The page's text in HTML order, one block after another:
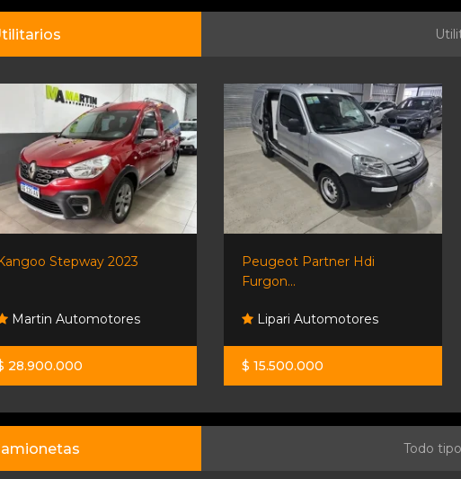
Stepway 2023
Martin Automotores
28.900.000
Peugeot Partner Hdi
Furgon...
Lipari Automotores
$ 15.500.000
Todo